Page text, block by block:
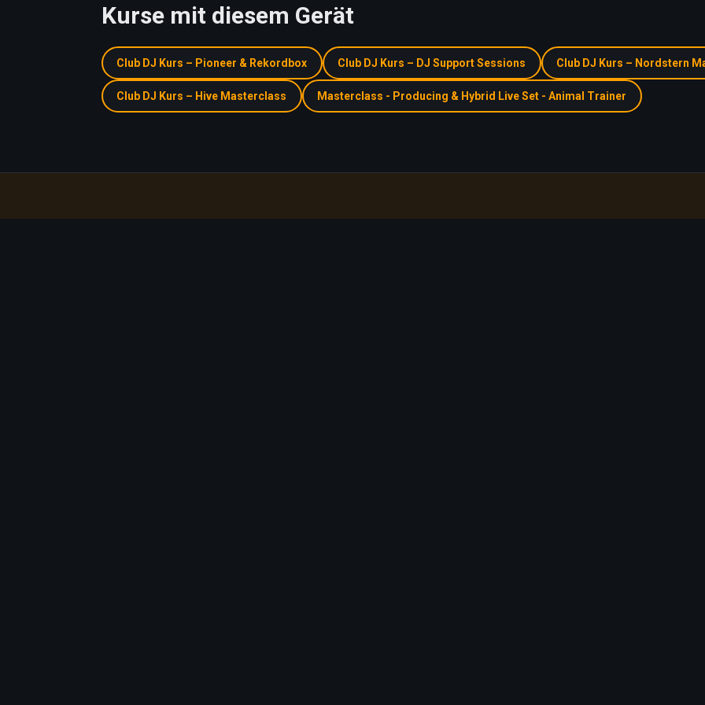
Kurse mit diesem Gerät
Club DJ Kurs – Pioneer & Rekordbox Club DJ Kurs – DJ Support Sessions Club DJ Kurs – Nordstern
Club DJ Kurs – Hive Masterclass Masterclass - Producing & Hybrid Live Set - Animal Trainer